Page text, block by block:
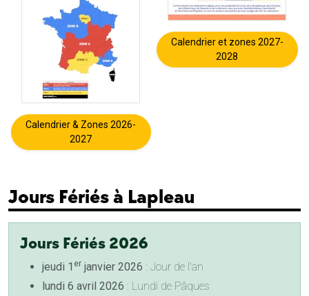
Calendrier & Zones 2026-
2027
Calendrier et zones 2027-
2028
Jours Fériés à Lapleau
Jours Fériés 2026
jeudi 1 er janvier 2026 : Jour de l'an
lundi 6 avril 2026 : Lundi de Pâques